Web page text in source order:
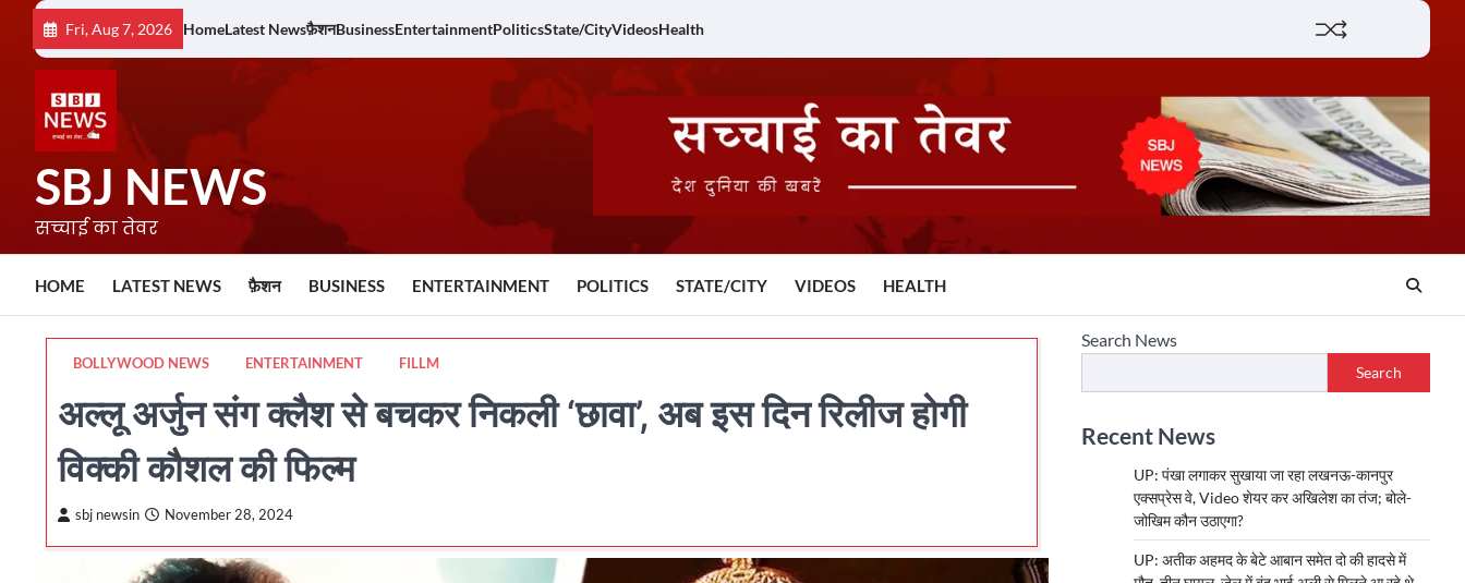
content
Fri, Aug 7, 2026 HomeLatest Newsफ़ैशनBusinessEntertainmentPoliticsState/CityVideosHealth
SBJ NEWS
सच्चाई का तेवर
HOME LATEST NEWS फ़ैशन BUSINESS ENTERTAINMENT POLITICS STATE/CITY VIDEOS HEALTH
BOLLYWOOD NEWS ENTERTAINMENT FILLM
अल्लू अर्जुन संग क्लैश से बचकर निकली ‘छावा’, अब इस दिन रिलीज होगी
विक्की कौशल की फिल्म
sbj newsin November 28, 2024
Search News
Search
Recent News
UP: पंखा लगाकर सुखाया जा रहा लखनऊ-कानपुर
एक्सप्रेस वे, Video शेयर कर अखिलेश का तंज; बोले-
जोखिम कौन उठाएगा?
UP: अतीक अहमद के बेटे आबान समेत दो की हादसे में